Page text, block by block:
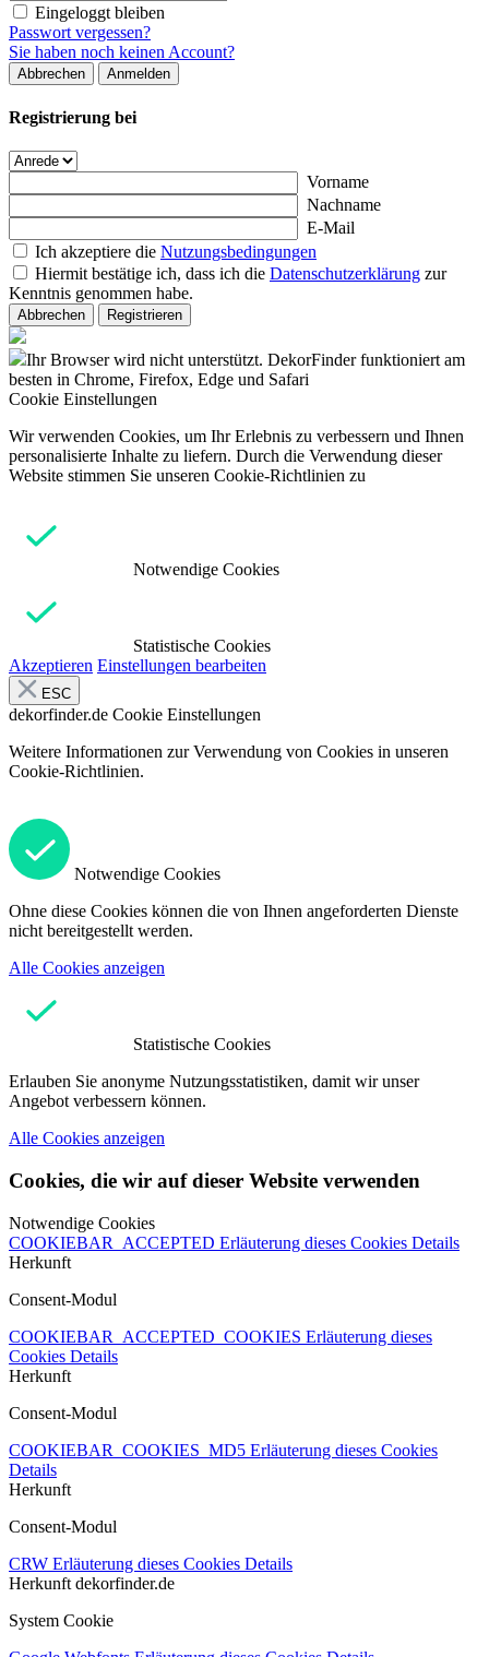
Eingeloggt bleiben
Passwort vergessen?
Sie haben noch keinen Account?
Abbrechen Anmelden
Registrierung bei
Vorname
Nachname
E-Mail
Ich akzeptiere die Nutzungsbedingungen
Hiermit bestätige ich, dass ich die Datenschutzerklärung zur
Kenntnis genommen habe.
Abbrechen Registrieren
Ihr Browser wird nicht unterstützt. DekorFinder funktioniert am
besten in Chrome, Firefox, Edge und Safari
Cookie Einstellungen
Wir verwenden Cookies, um Ihr Erlebnis zu verbessern und Ihnen
personalisierte Inhalte zu liefern. Durch die Verwendung dieser
Website stimmen Sie unseren Cookie-Richtlinien zu
Notwendige Cookies
Statistische Cookies
Akzeptieren Einstellungen bearbeiten
ESC
dekorfinder.de Cookie Einstellungen
Weitere Informationen zur Verwendung von Cookies in unseren
Cookie-Richtlinien.
Notwendige Cookies
Ohne diese Cookies können die von Ihnen angeforderten Dienste
nicht bereitgestellt werden.
Alle Cookies anzeigen
Statistische Cookies
Erlauben Sie anonyme Nutzungsstatistiken, damit wir unser
Angebot verbessern können.
Alle Cookies anzeigen
Cookies, die wir auf dieser Website verwenden
Notwendige Cookies
COOKIEBAR_ACCEPTED Erläuterung dieses Cookies Details
Herkunft
Consent-Modul
COOKIEBAR_ACCEPTED_COOKIES Erläuterung dieses
Cookies Details
Herkunft
Consent-Modul
COOKIEBAR_COOKIES_MD5 Erläuterung dieses Cookies
Details
Herkunft
Consent-Modul
CRW Erläuterung dieses Cookies Details
Herkunft dekorfinder.de
System Cookie